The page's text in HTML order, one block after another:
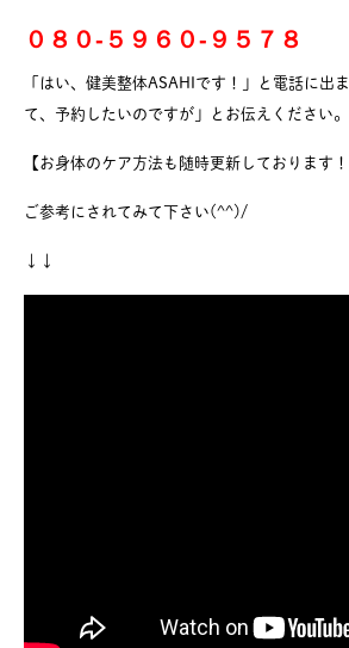
０８０-５９６０-９５７８
「はい、健美整体ASAHIです！」と電話に出
て、予約したいのですが」とお伝えください。
【お身体のケア方法も随時更新しております！
ご参考にされてみて下さい(^^)/
↓↓